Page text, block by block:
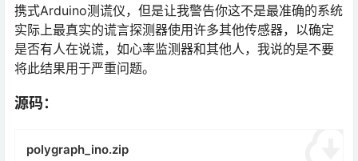
携式Arduino测谎仪，但是让我警告你这不是最准确的系统
实际上最真实的谎言探测器使用许多其他传感器，以确定
是否有人在说谎，如心率监测器和其他人，我说的是不要
将此结果用于严重问题。
源码：
polygraph_ino.zip